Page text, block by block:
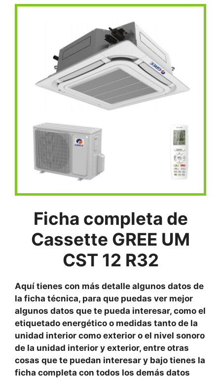
Ficha completa de
Cassette GREE UM
CST 12 R32
Aquí tienes con más detalle algunos datos de
la ficha técnica, para que puedas ver mejor
algunos datos que te pueda interesar, como el
etiquetado energético o medidas tanto de la
unidad interior como exterior o el nivel sonoro
de la unidad interior y exterior, entre otras
cosas que te puedan interesar y bajo tienes la
ficha completa con todos los demás datos